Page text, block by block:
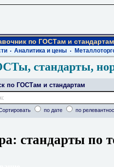
по ГОСТам и стандартам
Аналитика и цены
стандарты,
по ГОСТам и стандартам
по дате по
стандарты по